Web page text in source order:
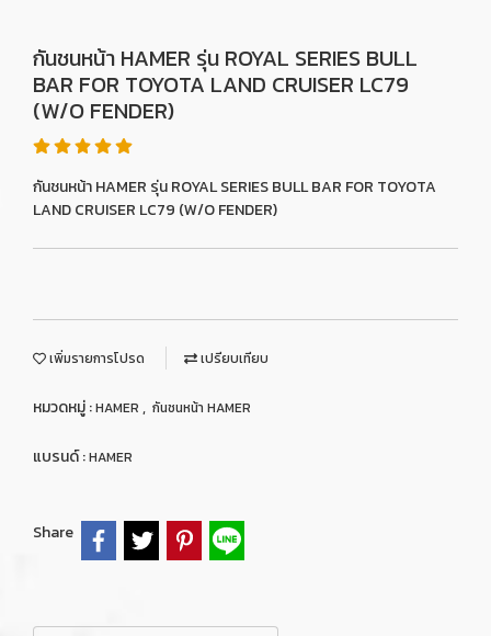
กันชนหน้า HAMER รุ่น ROYAL SERIES BULL
BAR FOR TOYOTA LAND CRUISER LC79
(W/O FENDER)
กันชนหน้า HAMER รุ่น ROYAL SERIES BULL BAR FOR TOYOTA
LAND CRUISER LC79 (W/O FENDER)
เพิ่มรายการโปรด เปรียบเทียบ
หมวดหมู่ :HAMER , กันชนหน้า HAMER
แบรนด์ :HAMER
Share